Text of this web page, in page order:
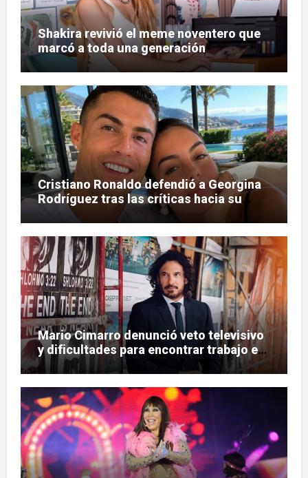
Shakira revivió el meme noventero que
marcó a toda una generación
Cristiano Ronaldo defendió a Georgina
Rodríguez tras las críticas hacia su
figura
Mario Cimarro denunció veto televisivo
y dificultades para encontrar trabajo en
la actuación